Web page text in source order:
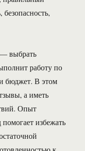
безопасность,
выбрать
работу по
бюджет. В этом
а иметь
Опыт
избежать